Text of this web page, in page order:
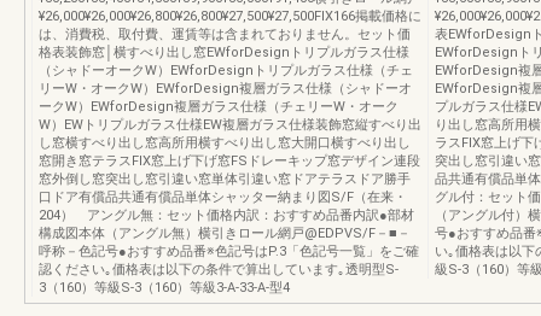
¥26,000¥26,000¥26,800¥26,800¥27,500¥27,500FIX166掲載価格に
は、消費税、取付費、運賃等は含まれておりません。セット価
格表装飾窓│横すべり出し窓EWforDesignトリプルガラス仕様
（シャドーオークW）EWforDesignトリプルガラス仕様（チェ
リーW・オークW）EWforDesign複層ガラス仕様（シャドーオ
ークW）EWforDesign複層ガラス仕様（チェリーW・オーク
W）EWトリプルガラス仕様EW複層ガラス仕様装飾窓縦すべり出
し窓横すべり出し窓高所用横すべり出し窓大開口横すべり出し
窓開き窓テラスFIX窓上げ下げ窓FSドレーキップ窓デザイン連段
窓外倒し窓突出し窓引違い窓単体引違い窓ドアテラスドア勝手
口ドア有償品共通有償品単体シャッター納まり図S/F（在来・
204） アングル無：セット価格内訳：おすすめ品番内訳●部材
構成図本体（アングル無）横引きロール網戸@EDPVS/F－■－
呼称－色記号●おすすめ品番※色記号はP.3「色記号一覧」をご確
認ください｡価格表は以下の条件で算出しています｡透明型S-
3（160）等級S-3（160）等級3-A-33-A-型4
表EWforDesign
EWforDesignト
EWforDesign複
EWforDesign複
プルガラス仕様
り出し窓高所用
ラスFIX窓上げ下
突出し窓引違い
品共通有償品単
グル付：セット
（アングル付）
号●おすすめ品番
い｡価格表は以下
級S-3（160）等